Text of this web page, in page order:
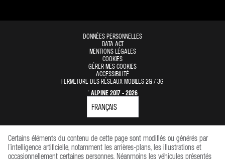
DONNÉES PERSONNELLES
DATA ACT
MENTIONS LÉGALES
COOKIES
GÉRER MES COOKIES
ACCESSIBILITÉ
FERMETURE DES RÉSEAUX MOBILES 2G / 3G
© ALPINE 2017 - 2026
Certains éléments du contenu de cette page sont modifiés ou générés par
l'intelligence artificielle, notamment les arrières-plans, les illustrations et
occasionnellement certaines personnes. Néanmoins les véhicules présentés